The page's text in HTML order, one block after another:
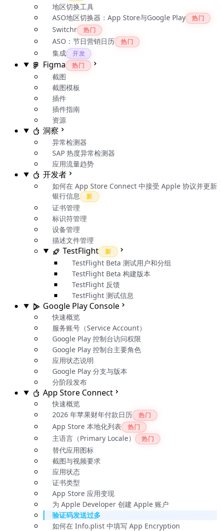
地区切换工具
ASO地区切换器：App Store与Google Play
热门
Switchr 热门
ASO：节日营销日历 热门
集成 开发
Figma 热门
截图
截图模板
插件
插件指南
资源
洞察
异常检测器
SAP 热度异常检测器
应用流量趋势
开发者
如何在 App Store Connect 中接受 Apple 协议并更新
银行信息
新
证书管理
标识符管理
设备管理
描述文件管理
TestFlight 新
TestFlight Beta 测试用户和分组
TestFlight Beta 构建版本
TestFlight 反馈
TestFlight 测试信息
Google Play Console
快速概览
服务账号（Service Account）
Google Play 控制台访问权限
Google Play 控制台主要角色
应用状态说明
Google Play 分支与版本
分阶段发布
App Store Connect
快速概览
2026 年苹果财年付款日历
热门
App Store 本地化列表 热门
主语言（Primary Locale） 热门
替代应用图标
截图与视频要求
应用状态
证书类型
App Store 应用变现
为 Apple Developer 创建 Apple 账户
验证码发送过多
如何在 Info.plist 中填写 App Encryption